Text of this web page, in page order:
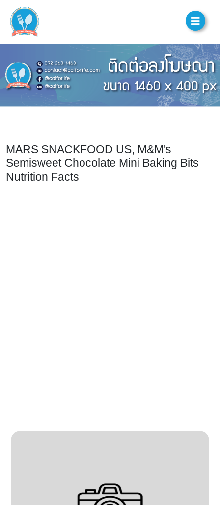
MARS SNACKFOOD US, M&M's
Semisweet Chocolate Mini Baking Bits
Nutrition Facts